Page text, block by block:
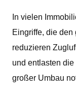
In vielen
Eingriffe, die
reduzieren
und entlasten
großer Umbau